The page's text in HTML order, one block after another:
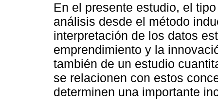
En el presente estudio, el
análisis desde el método
interpretación de los datos
emprendimiento y la
también de un estudio
se relacionen con estos
determinen una importante